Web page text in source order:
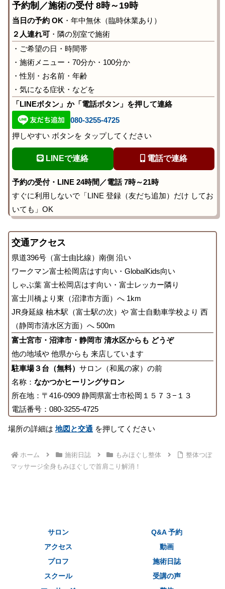
予約制／施術の受付 8時～19時
当日の予約 OK ・年中無休（臨時休業あり）
２人連れ可 ・隣の別室で施術
・ご希望の日・時間帯
・施術メニュー・70分か・100分か
・性別・お名前・年齢
・気になる症状・などを
「LINEボタン」か「電話ボタン」を押して連絡
080-3255-4725
押しやすい ボタンを タップしてください
LINEで連絡 電話で連絡
予約の受付・LINE 24時間／電話 7時～21時
すぐに利用しないで「LINE 登録（友だち追加）だけ してお
いても」OK
交通アクセス
県道396号（富士由比線）南側 沿い
ワークマン富士松岡店はす向い・GlobalKids向い
しゃぶ葉 富士松岡店はす向い・富士レッカー隣り
富士川橋より東（沼津市方面）へ 1km
JR身延線 柚木駅（富士駅の次）や 富士自動車学校より 西
（静岡市清水区方面）へ 500m
富士宮市・沼津市・静岡市 清水区からも どうぞ
他の地域や 他県からも 来店しています
駐車場３台（無料） サロン（和風の家）の前
名称： なかつかヒーリングサロン
所在地：〒416-0909 静岡県富士市松岡１５７３−１３
電話番号：080-3255-4725
場所の詳細は地図と交通 を押してください
ホーム 施術日誌 もみほぐし整体
整体つぼ
マッサージ全身もみほぐしで首肩こり解消！
サロン
Q&A 予約
アクセス
動画
プロフ
施術日誌
スクール
受講の声